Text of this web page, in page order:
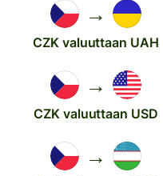
→
CZK valuuttaan UAH
→
CZK valuuttaan USD
→